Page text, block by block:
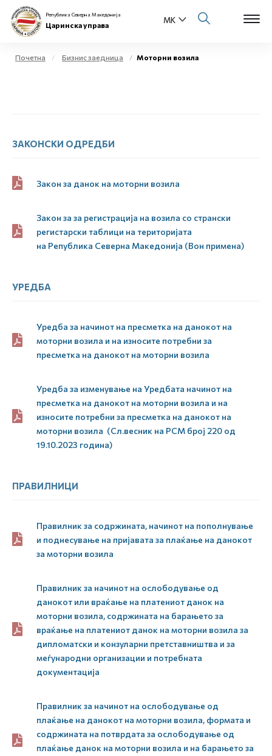
Бизнис заедница
Е-Царина
Контакт
Република Северна Македонија
Царинска управа
Почетна Бизнис заедница Моторни возила
ЗАКОНСКИ ОДРЕДБИ
Закон за данок на моторни возила
Закон за за регистрација на возила со странски
регистарски таблици на територијата
на Република Северна Македонија (Вон примена)
УРЕДБА
Уредба за начинот на пресметка на данокот на
моторни возила и на износите потребни за
пресметка на данокот на моторни возила
Уредба за изменување на Уредбата начинот на
пресметка на данокот на моторни возила и на
износите потребни за пресметка на данокот на
моторни возила (Сл.весник на РСМ број 220 од
19.10.2023 година)
ПРАВИЛНИЦИ
Правилник за содржината, начинот на пополнување
и поднесување на пријавата за плаќање на данокот
за моторни возила
Правилник за начинот на ослободување од
данокот или враќање на платениот данок на
моторни возила, содржината на барањето за
враќање на платениот данок на моторни возила за
дипломатски и конзуларни претставништва и за
меѓународни организации и потребната
документација
Правилник за начинот на ослободување од
плаќање на данокот на моторни возила, формата и
содржината на потврдата за ослободување од
плаќање данок на моторни возила и на барањето за